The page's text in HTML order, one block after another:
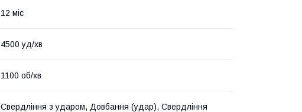
12 міс
4500 уд/хв
1100 об/хв
Свердління з ударом, Довбання (удар), Свердління